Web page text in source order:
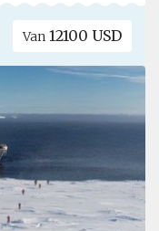
Van 12100 USD